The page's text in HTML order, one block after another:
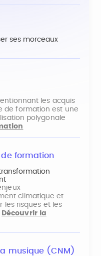
ses morceaux
les acquis
de formation est une
polygonale
formation
climatique et
les risques et les
Découvrir la
musique (CNM)